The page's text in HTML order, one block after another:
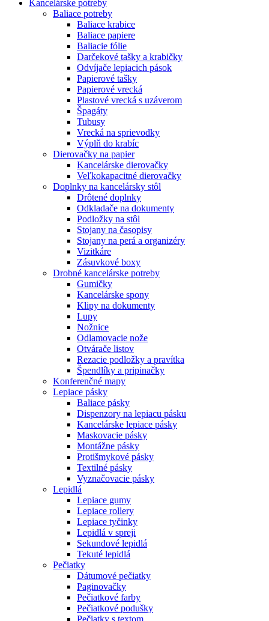
Kancelárske potreby
Baliace potreby
Baliace krabice
Baliace papiere
Baliacie fólie
Darčekové tašky a krabičky
Odvíjače lepiacich pások
Papierové tašky
Papierové vrecká
Plastové vrecká s uzáverom
Špagáty
Tubusy
Vrecká na sprievodky
Výplň do krabíc
Dierovačky na papier
Kancelárske dierovačky
Veľkokapacitné dierovačky
Doplnky na kancelársky stôl
Drôtené doplnky
Odkladače na dokumenty
Podložky na stôl
Stojany na časopisy
Stojany na perá a organizéry
Vizitkáre
Zásuvkové boxy
Drobné kancelárske potreby
Gumičky
Kancelárske spony
Klipy na dokumenty
Lupy
Nožnice
Odlamovacie nože
Otvárače listov
Rezacie podložky a pravítka
Špendlíky a pripinačky
Konferenčné mapy
Lepiace pásky
Baliace pásky
Dispenzory na lepiacu pásku
Kancelárske lepiace pásky
Maskovacie pásky
Montážne pásky
Protišmykové pásky
Textilné pásky
Vyznačovacie pásky
Lepidlá
Lepiace gumy
Lepiace rollery
Lepiace tyčinky
Lepidlá v spreji
Sekundové lepidlá
Tekuté lepidlá
Pečiatky
Dátumové pečiatky
Paginovačky
Pečiatkové farby
Pečiatkové podušky
Pečiatky s textom